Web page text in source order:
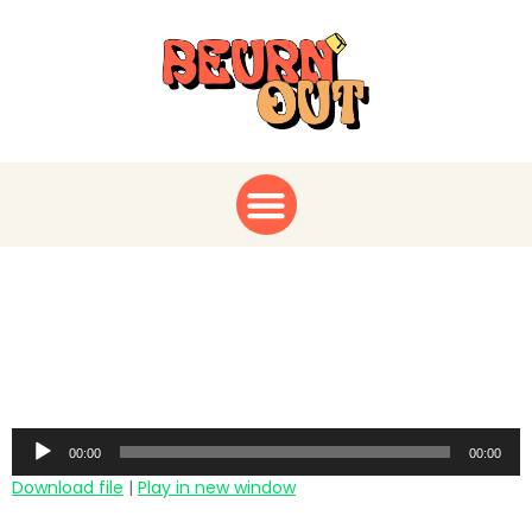
Audio
Player
00:00 00:00
Download file | Play in new window